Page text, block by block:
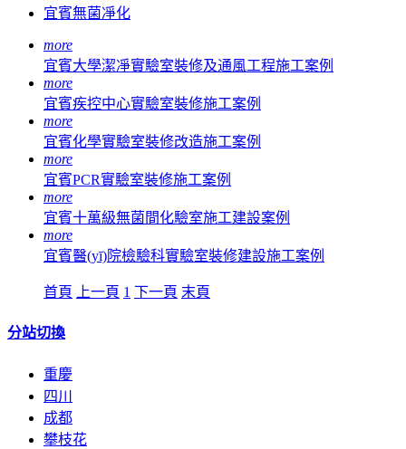
宜賓無菌凈化
more
宜賓大學潔凈實驗室裝修及通風工程施工案例
more
宜賓疾控中心實驗室裝修施工案例
more
宜賓化學實驗室裝修改造施工案例
more
宜賓PCR實驗室裝修施工案例
more
宜賓十萬級無菌間化驗室施工建設案例
more
宜賓醫(yī)院檢驗科實驗室裝修建設施工案例
首頁 上一頁 1 下一頁 末頁
分站切換
重慶
四川
成都
攀枝花